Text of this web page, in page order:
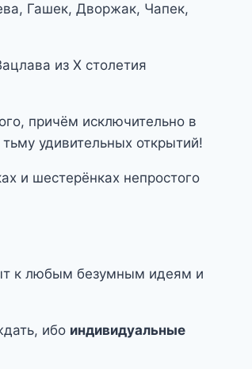
Гашек, Дворжак, Чапек,
из X столетия
причём исключительно в
удивительных открытий!
и шестерёнках непростого
к любым безумным идеям и
ибо индивидуальные